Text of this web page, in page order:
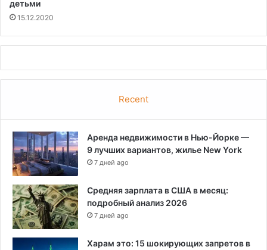
о
ь
в
и
с
т
н
и
ч
е
с
детьми
15.12.2020
Recent
Аренда недвижимости в Нью-Йорке —
9 лучших вариантов, жилье New York
7 дней ago
Средняя зарплата в США в месяц:
подробный анализ 2026
7 дней ago
Харам это: 15 шокирующих запретов в